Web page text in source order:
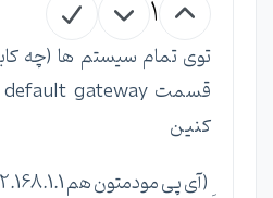
1
توی تمام سیستم ها (چه
کنین
ِ (آی پی مودمتون هم 192.168.1.1 هست)